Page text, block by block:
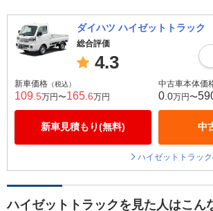
ダイハツ ハイゼットトラック
総合評価
4.3
新車価格 （税込）
109 .5万円〜165 .6万円
新車見積もり(無料)
中古車本体価
0 .0万円〜
中
ハイゼットトラッ
ハイゼットトラックを見た人はこん